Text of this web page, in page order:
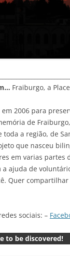
Fraiburgo, a
2006 para
de
toda a região, de
que nasceu
em varias partes
a ajuda de
Quer compartilhar
sociais: –
to be discovered!